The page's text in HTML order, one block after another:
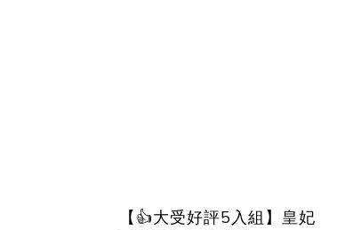
【👍大受好評5入組】皇妃